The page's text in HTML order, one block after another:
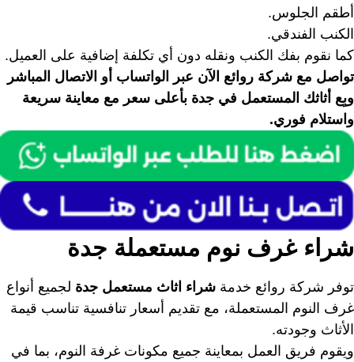
أطقم الجلوس.
الكنب الفندقي.
كما نقوم بفك الكنب ونقله دون أي تكلفة إضافية على العميل.
تواصل مع شركة روائع الآن عبر الواتساب أو الاتصال المباشر
وبِع أثاثك المستعمل في جدة بأعلى سعر مع معاينة سريعة
واستلام فوري.
شراء غرف نوم مستعملة جدة
توفر شركة روائع خدمة شراء اثاث مستعمل جدة لجميع أنواع
غرف النوم المستعملة، مع تقديم أسعار تنافسية تناسب قيمة
الأثاث وجودته.
ويقوم فريق العمل بمعاينة جميع مكونات غرفة النوم، بما في